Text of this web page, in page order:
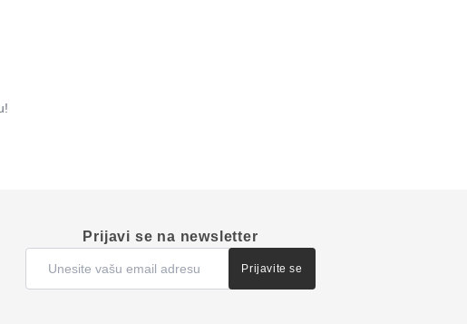
Prijavi se na newsletter
Prijavite se